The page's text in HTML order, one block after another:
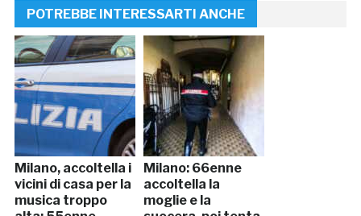
POTREBBE INTERESSARTI ANCHE
Milano, accoltella i
vicini di casa per la
musica troppo
Milano: 66enne
accoltella la
moglie e la